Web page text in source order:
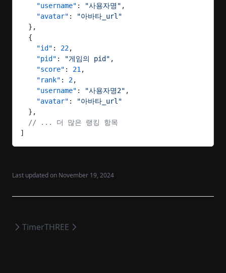
    "username"
: "사용자명" ,
    "avatar"
:
"아바타_url"
  },
  {
    "id"
: 22,
    "pid"
: "게임의 pid" ,
    "score"
: 21,
    "rank"
: 2,
    "username"
: "사용자명2" ,
    "avatar"
:
"아바타_url"
  },
  // ... 더 많은 랭킹 항목
]
Last updated on November 19, 2024
TimerTHREE